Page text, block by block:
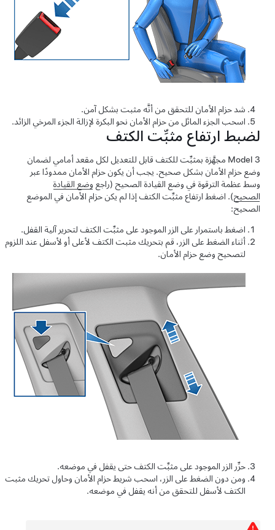
شد حزام الأمان للتحقق من أنَّه مثبت بشكل آمن.
اسحب الجزء المائل من حزام الأمان نحو البكرة لإزالة الجزء المرخي الزائد.
لضبط ارتفاع مثبِّت الكتف
Model 3مجهَّزة بمثبِّت للكتف قابل للتعديل لكل مقعد أمامي لضمان
وضع حزام الأمان بشكل صحيح. يجب أن يكون حزام الأمان ممدودًا عبر
وسط عظمة الترقوة في وضع القيادة الصحيح(راجعوضع القيادة
الصحيح). اضغط ارتفاع مثبِّت الكتف إذا لم يكن حزام الأمان في الموضع
الصحيح:
اضغط باستمرار على الزر الموجود على مثبِّت الكتف لتحرير آلية القفل.
أثناء الضغط على الزر، قم بتحريك مثبت الكتف لأعلى أو لأسفل عند اللزوم
لتصحيح وضع حزام الأمان.
حرِّر الزر الموجود على مثبِّت الكتف حتى يقفل في موضعه.
ومن دون الضغط على الزر، اسحب شريط حزام الأمان وحاول تحريك مثبت
الكتف لأسفل للتحقق من أنه يقفل في موضعه.